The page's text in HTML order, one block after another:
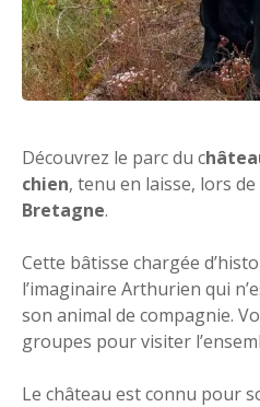
Découvrez le parc du c
chien, tenu en laisse, lors
Bretagne.
Cette bâtisse chargée
l’imaginaire Arthurien qui
son animal de compagnie.
groupes pour visiter
Le château est connu pour